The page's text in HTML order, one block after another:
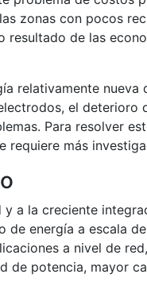
zonas con pocos
de las
relativamente nueva
el
Para resolver
requiere más
a la creciente
de energía a escala
a nivel de
de potencia, mayor